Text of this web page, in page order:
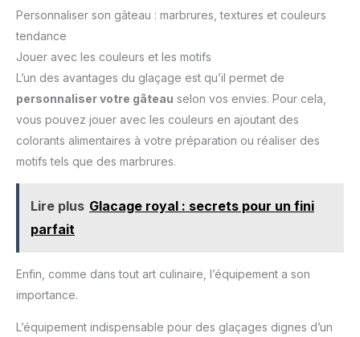
Personnaliser son gâteau : marbrures, textures et couleurs
tendance
Jouer avec les couleurs et les motifs
L’un des avantages du glaçage est qu’il permet de
personnaliser votre gâteau selon vos envies. Pour cela,
vous pouvez jouer avec les couleurs en ajoutant des
colorants alimentaires à votre préparation ou réaliser des
motifs tels que des marbrures.
Lire plus Glacage royal : secrets pour un fini
parfait
Enfin, comme dans tout art culinaire, l’équipement a son
importance.
L’équipement indispensable pour des glaçages dignes d’un